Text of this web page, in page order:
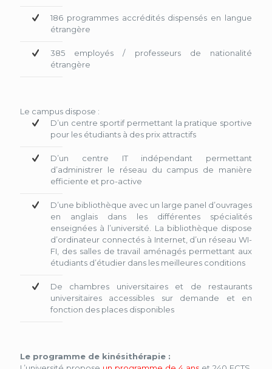
186 programmes accrédités dispensés en langue
étrangère
385 employés / professeurs de nationalité
étrangère
Le campus dispose :
D’un centre sportif permettant la pratique sportive
pour les étudiants à des prix attractifs
D’un centre IT indépendant permettant
d’administrer le réseau du campus de manière
efficiente et pro-active
D’une bibliothèque avec un large panel d’ouvrages
en anglais dans les différentes spécialités
enseignées à l’université. La bibliothèque dispose
d’ordinateur connectés à Internet, d’un réseau WI-
FI, des salles de travail aménagés permettant aux
étudiants d’étudier dans les meilleures conditions
De chambres universitaires et de restaurants
universitaires accessibles sur demande et en
fonction des places disponibles
Le programme de kinésithérapie :